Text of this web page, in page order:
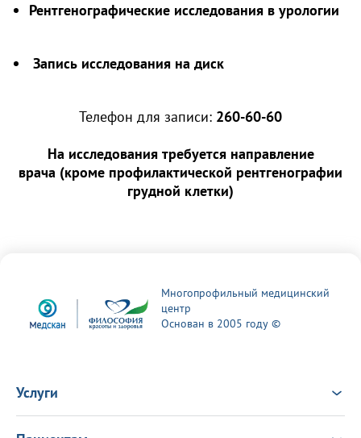
Рентгенографические исследования в урологии
Запись исследования на диск
Телефон для записи: 260-60-60
На исследования требуется направление
врача (кроме профилактической рентгенографии
грудной клетки)
Многопрофильный медицинский
центр
Основан в 2005 году ©
Услуги